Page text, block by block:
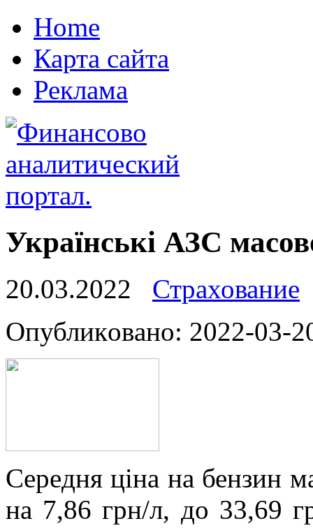
Home
Карта сайта
Реклама
Українські АЗС
20.03.2022
Страхование
Oпубликoвaнo: 2022-03-
Сeрeдня ціна на бензин
на 7,86 грн/л, до 33,69